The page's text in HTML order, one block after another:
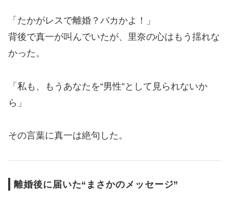
「たかがレスで離婚？バカかよ！」
背後で真一が叫んでいたが、里奈の心はもう揺れな
かった。
「私も、もうあなたを“男性”として見られないか
ら」
その言葉に真一は絶句した。
離婚後に届いた“まさかのメッセージ”